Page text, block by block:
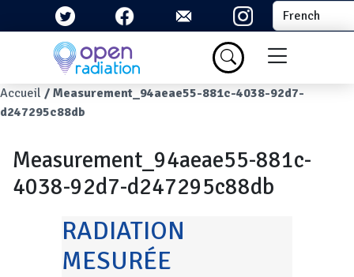
Aller au contenu principal Select your
Menu du
Fil d'Ariane
Accueil
Measurement_94aeae55-881c-4038-92d7-
d247295c88db
Measurement_94aeae55-881c-
4038-92d7-d247295c88db
RADIATION
MESURÉE